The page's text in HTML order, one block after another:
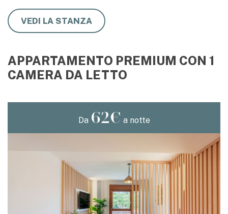
VEDI LA STANZA
APPARTAMENTO PREMIUM CON 1
CAMERA DA LETTO
Da 62€ a notte